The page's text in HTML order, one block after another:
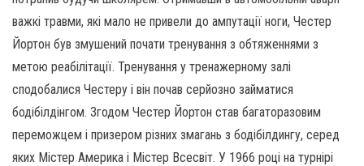
важкі травми, які мало не привели до ампутації ноги, Честер
Йортон був змушений почати тренування з обтяженнями з
метою реабілітації. Тренування у тренажерному залі
сподобалися Честеру і він почав серйозно займатися
бодібілдінгом. Згодом Честер Йортон став багаторазовим
переможцем і призером різних змагань з бодібілдингу, серед
яких Містер Америка і Містер Всесвіт. У 1966 році на турнірі